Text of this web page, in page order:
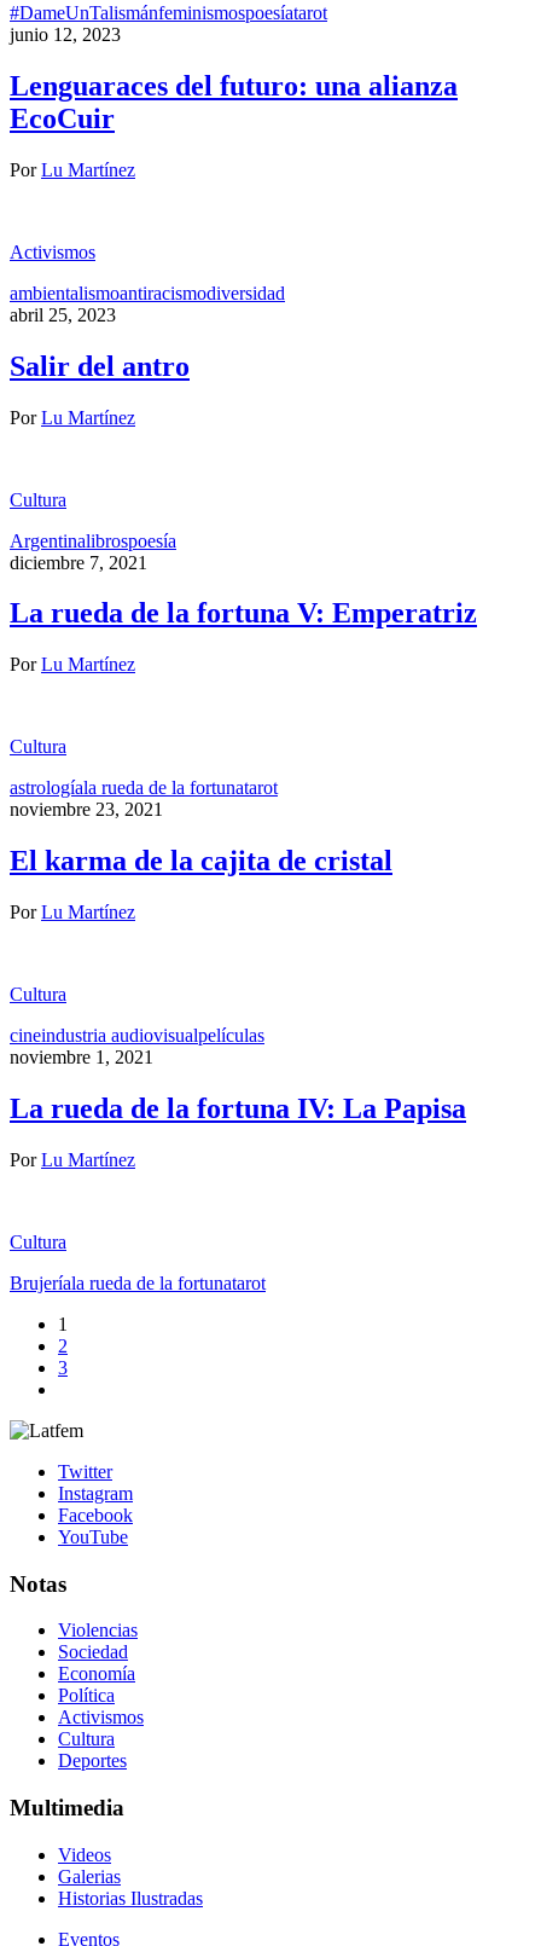
#DameUnTalismánfeminismospoesíatarot
junio 12, 2023
Lenguaraces del futuro: una alianza
EcoCuir
PorLu Martínez
Activismos
ambientalismoantiracismodiversidad
abril 25, 2023
Salir del antro
PorLu Martínez
Cultura
Argentinalibrospoesía
diciembre 7, 2021
La rueda de la fortuna V: Emperatriz
PorLu Martínez
Cultura
astrologíala rueda de la fortunatarot
noviembre 23, 2021
El karma de la cajita de cristal
PorLu Martínez
Cultura
cineindustria audiovisualpelículas
noviembre 1, 2021
La rueda de la fortuna IV: La Papisa
PorLu Martínez
Cultura
Brujeríala rueda de la fortunatarot
1
2
3
Twitter
Instagram
Facebook
YouTube
Notas
Violencias
Sociedad
Economía
Política
Activismos
Cultura
Deportes
Multimedia
Videos
Galerias
Historias Ilustradas
Eventos